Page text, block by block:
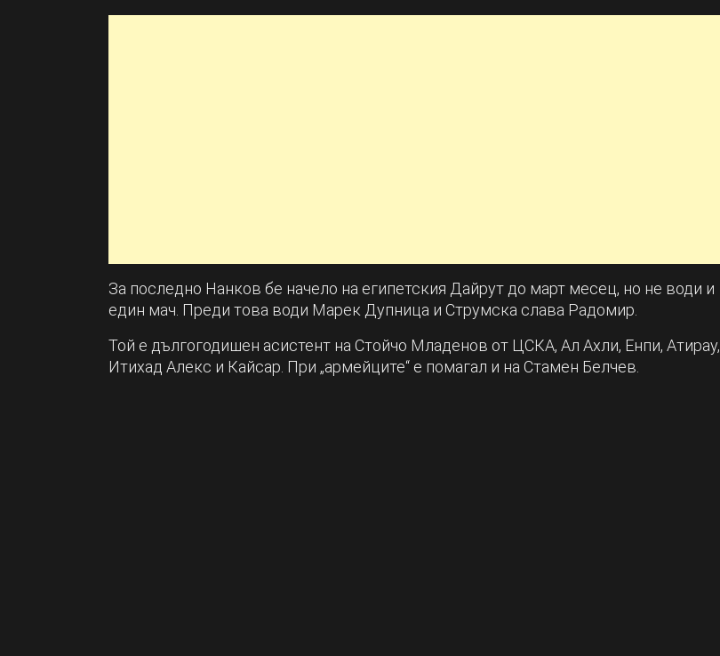
За последно Нанков бе начело на египетския Дайрут до март месец, но не води и
един мач. Преди това води Марек Дупница и Струмска слава Радомир.
Той е дългогодишен асистент на Стойчо Младенов от ЦСКА, Ал Ахли, Енпи, Атирау,
Итихад Алекс и Кайсар. При „армейците“ е помагал и на Стамен Белчев.